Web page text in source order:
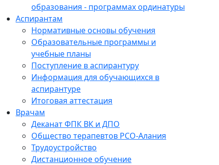
образования - программах ординатуры
Аспирантам
Нормативные основы обучения
Образовательные программы и
учебные планы
Поступление в аспирантуру
Информация для обучающихся в
аспирантуре
Итоговая аттестация
Врачам
Деканат ФПК ВК и ДПО
Общество терапевтов РСО-Алания
Трудоустройство
Дистанционное обучение